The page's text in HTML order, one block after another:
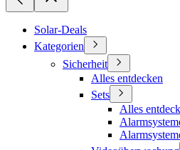
Solar-Deals
Kategorien
Sicherheit
Alles entdecken
Sets
Alles